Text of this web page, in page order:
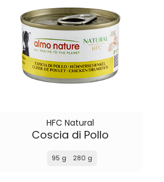
HFC Natural
Coscia di Pollo
95 g 280 g